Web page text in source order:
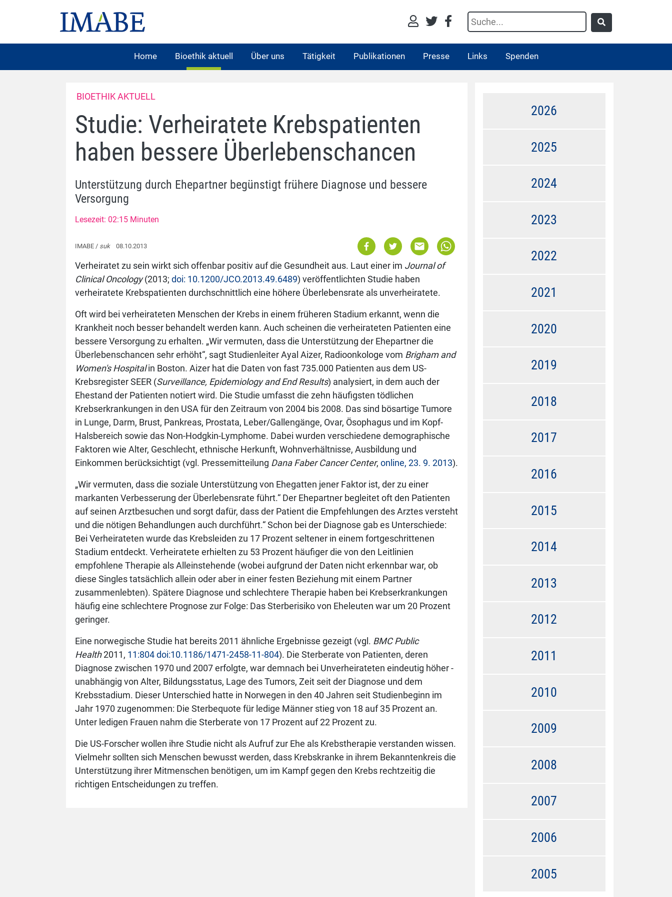
Home Bioethik aktuell Über uns Tätigkeit Publikationen Presse Links Spenden
BIOETHIK AKTUELL
Studie: Verheiratete Krebspatienten
haben bessere Überlebenschancen
Unterstützung durch Ehepartner begünstigt frühere Diagnose und bessere
Versorgung
Lesezeit: 02:15 Minuten
IMABE / suk08.10.2013
Verheiratet zu sein wirkt sich offenbar positiv auf die Gesundheit aus. Laut einer im Journal of
Clinical Oncology(2013; doi: 10.1200/JCO.2013.49.6489) veröffentlichten Studie haben
verheiratete Krebspatienten durchschnittlich eine höhere Überlebensrate als unverheiratete.
Oft wird bei verheirateten Menschen der Krebs in einem früheren Stadium erkannt, wenn die
Krankheit noch besser behandelt werden kann. Auch scheinen die verheirateten Patienten eine
bessere Versorgung zu erhalten. „Wir vermuten, dass die Unterstützung der Ehepartner die
Überlebenschancen sehr erhöht“, sagt Studienleiter Ayal Aizer, Radioonkologe vom Brigham and
Women's Hospitalin Boston. Aizer hat die Daten von fast 735.000 Patienten aus dem US-
Krebsregister SEER (Surveillance, Epidemiology and End Results) analysiert, in dem auch der
Ehestand der Patienten notiert wird. Die Studie umfasst die zehn häufigsten tödlichen
Krebserkrankungen in den USA für den Zeitraum von 2004 bis 2008. Das sind bösartige Tumore
in Lunge, Darm, Brust, Pankreas, Prostata, Leber/Gallengänge, Ovar, Ösophagus und im Kopf-
Halsbereich sowie das Non-Hodgkin-Lymphome. Dabei wurden verschiedene demographische
Faktoren wie Alter, Geschlecht, ethnische Herkunft, Wohnverhältnisse, Ausbildung und
Einkommen berücksichtigt (vgl. Pressemitteilung Dana Faber Cancer Center, online, 23. 9. 2013).
„Wir vermuten, dass die soziale Unterstützung von Ehegatten jener Faktor ist, der zu einer
markanten Verbesserung der Überlebensrate führt.“ Der Ehepartner begleitet oft den Patienten
auf seinen Arztbesuchen und sorgt dafür, dass der Patient die Empfehlungen des Arztes versteht
und die nötigen Behandlungen auch durchführt.“ Schon bei der Diagnose gab es Unterschiede:
Bei Verheirateten wurde das Krebsleiden zu 17 Prozent seltener in einem fortgeschrittenen
Stadium entdeckt. Verheiratete erhielten zu 53 Prozent häufiger die von den Leitlinien
empfohlene Therapie als Alleinstehende (wobei aufgrund der Daten nicht erkennbar war, ob
diese Singles tatsächlich allein oder aber in einer festen Beziehung mit einem Partner
zusammenlebten). Spätere Diagnose und schlechtere Therapie haben bei Krebserkrankungen
häufig eine schlechtere Prognose zur Folge: Das Sterberisiko von Eheleuten war um 20 Prozent
geringer.
Eine norwegische Studie hat bereits 2011 ähnliche Ergebnisse gezeigt (vgl. BMC Public
Health2011, 11:804 doi:10.1186/1471-2458-11-804). Die Sterberate von Patienten, deren
Diagnose zwischen 1970 und 2007 erfolgte, war demnach bei Unverheirateten eindeutig höher -
unabhängig von Alter, Bildungsstatus, Lage des Tumors, Zeit seit der Diagnose und dem
Krebsstadium. Dieser Unterschied hatte in Norwegen in den 40 Jahren seit Studienbeginn im
Jahr 1970 zugenommen: Die Sterbequote für ledige Männer stieg von 18 auf 35 Prozent an.
Unter ledigen Frauen nahm die Sterberate von 17 Prozent auf 22 Prozent zu.
Die US-Forscher wollen ihre Studie nicht als Aufruf zur Ehe als Krebstherapie verstanden wissen.
Vielmehr sollten sich Menschen bewusst werden, dass Krebskranke in ihrem Bekanntenkreis die
Unterstützung ihrer Mitmenschen benötigen, um im Kampf gegen den Krebs rechtzeitig die
richtigen Entscheidungen zu treffen.
2026
2025
2024
2023
2022
2021
2020
2019
2018
2017
2016
2015
2014
2013
2012
2011
2010
2009
2008
2007
2006
2005